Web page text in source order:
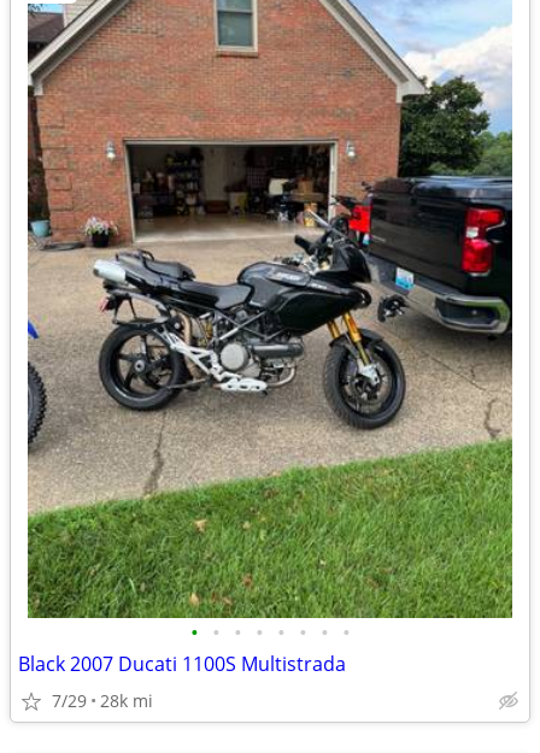
• • • • • • • •
Black 2007 Ducati 1100S Multistrada
7/29 28k mi